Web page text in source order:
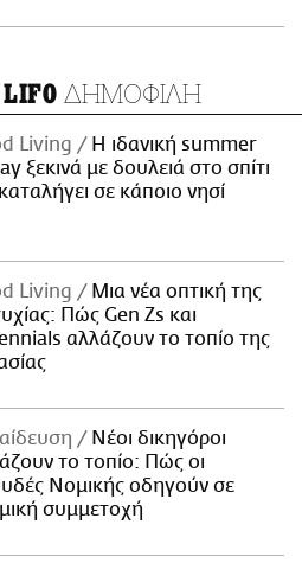
ΔΗΜΟΦΙΛΗ
Living
Η ιδανική summer
ξεκινά με δουλειά στο σπίτι
σε κάποιο νησί
Living
Μια νέα οπτική της
Πώς Gen Zs και
αλλάζουν το τοπίο της
Νέοι δικηγόροι
το τοπίο: Πώς οι
Νομικής οδηγούν σε
συμμετοχή